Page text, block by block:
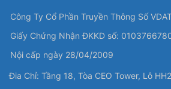
Công Ty Cổ Phần Truyền Thông Số
Giấy Chứng Nhận ĐKKD số:
Nội cấp ngày 28/04/2009
Đia Chỉ: Tầng 18, Tòa CEO Tower, Lô